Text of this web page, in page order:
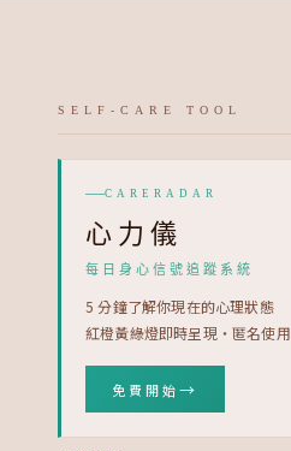
SELF-CARE TOOL
CARERADAR
心力儀
每日身心信號追蹤系統
5 分鐘了解你現在的心理狀態
紅橙黃綠燈即時呈現・匿名使用
免費開始→